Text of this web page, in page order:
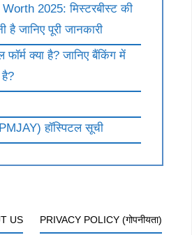
2025: मिस्टरबीस्ट की
है जानिए पूरी जानकारी
क्या है? जानिए बैंकिंग में
है?
हॉस्पिटल सूची
US PRIVACY POLICY (गोपनीयता)